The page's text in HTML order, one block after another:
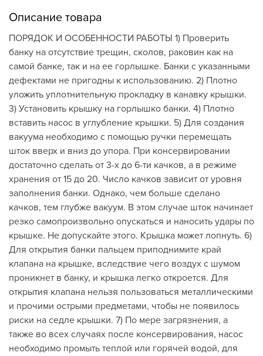
Описание товара
ПОРЯДОК И ОСОБЕННОСТИ РАБОТЫ 1) Проверить
банку на отсутствие трещин, сколов, раковин как на
самой банке, так и на ее горлышке. Банки с указанными
дефектами не пригодны к использованию. 2) Плотно
уложить уплотнительную прокладку в канавку крышки.
3) Установить крышку на горлышко банки. 4) Плотно
вставить насос в углубление крышки. 5) Для создания
вакуума необходимо с помощью ручки перемещать
шток вверх и вниз до упора. При консервировании
достаточно сделать от 3-х до 6-ти качков, а в режиме
хранения от 15 до 20. Число качков зависит от уровня
заполнения банки. Однако, чем больше сделано
качков, тем глубже вакуум. В этом случае шток начинает
резко самопроизвольно опускаться и наносить удары по
крышке. Не допускайте этого. Крышка может лопнуть. 6)
Для открытия банки пальцем приподнимите край
клапана на крышке, вследствие чего воздух с шумом
проникнет в банку, и крышка легко откроется. Для
открытия клапана нельзя пользоваться металлическими
и прочими острыми предметами, чтобы не появилось
риски на седле крышки. 7) По мере загрязнения, а
также во всех случаях после консервирования, насос
необходимо промыть теплой или горячей водой, для